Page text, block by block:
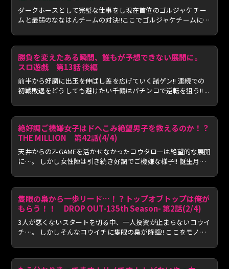
ダークホースとして完璧な仕事をし現在首位のゴルジャケチー
ムと最弱のななはんチームの対決!!ここでゴルジャケチームに勝
勝負を変えたある瞬間、誰もが予想できない展開に。
スロ遊戯 第13話 後編
前半から好調に出玉を伸ばし差を広げていく諸ゲン!! 連続での
初戦敗退をどうしても避けたい千鶴はパチンコで逆転を狙う!! ...
絶好調ご機嫌女子はドへこみ絶望男子を救えるのか！？
THE MILLION 第42話(4/4)
天井からのZ-GAMEを活かせなかったコウタローは絶望的な展開
に…。 しかし女性陣は引き続き好調でご機嫌な様子!! 誕生月の
隻眼の梟から一歩リード…！？トップオブトップは俺が
もらう！！ DROP OUT-135th Season- 第2話(2/4)
3人が悪くないスタートを切る中、一人投資が止まらないコウイ
チ…。 しかしそんなコウイチに隻眼の梟が降臨!! ここをモノ